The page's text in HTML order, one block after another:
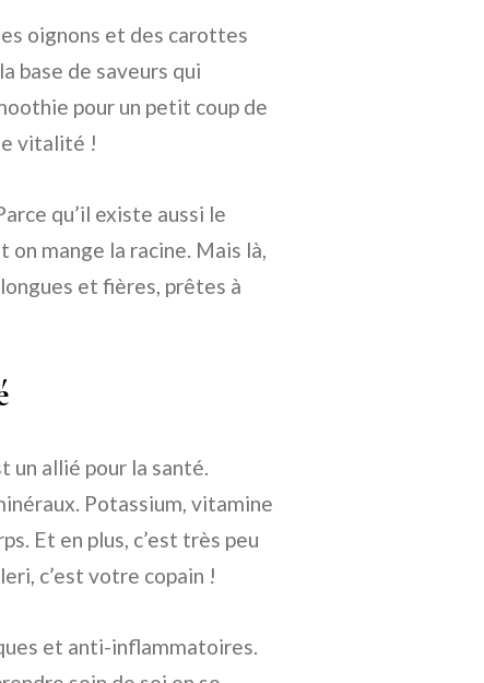
oignons et des carottes
base de saveurs qui
pour un petit coup de
vitalité !
qu’il existe aussi le
on mange la racine. Mais là,
et fières, prêtes à
un allié pour la santé.
Potassium, vitamine
Et en plus, c’est très peu
c’est votre copain !
et anti-inflammatoires.